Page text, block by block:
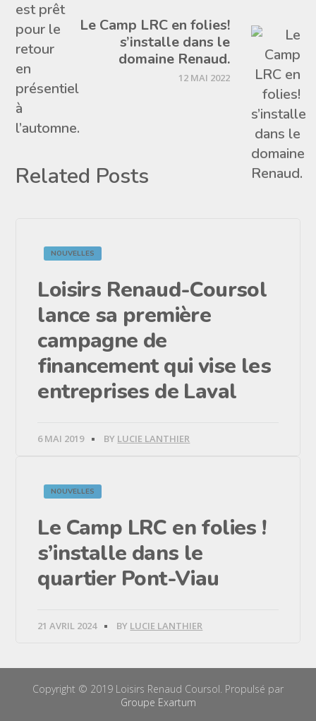
Le Camp LRC en folies!
s’installe dans le
domaine Renaud.
12 MAI 2022
Related Posts
NOUVELLES
Loisirs Renaud-Coursol
lance sa première
campagne de
financement qui vise les
entreprises de Laval
6 MAI 2019 BY LUCIE LANTHIER
NOUVELLES
Le Camp LRC en folies !
s’installe dans le
quartier Pont-Viau
21 AVRIL 2024 BY LUCIE LANTHIER
Copyright © 2019 Loisirs Renaud Coursol. Propulsé par
Groupe Exartum